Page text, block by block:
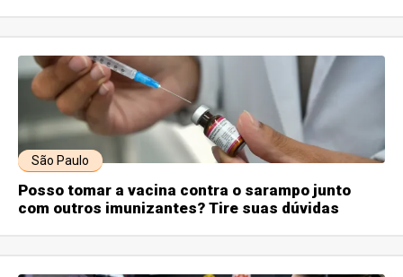
São Paulo
Posso tomar a vacina contra o sarampo junto
com outros imunizantes? Tire suas dúvidas